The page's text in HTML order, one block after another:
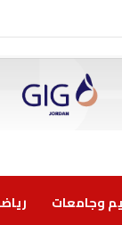
مشتركة
وجامعات